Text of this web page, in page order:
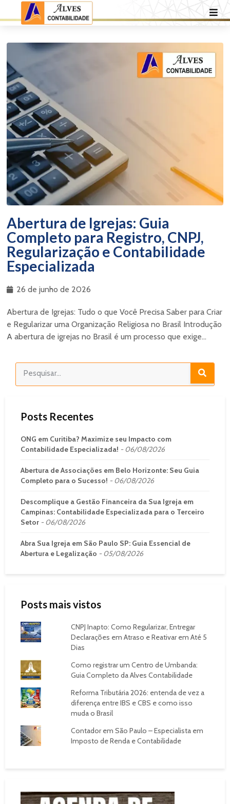
Abertura de Igrejas: Guia
Completo para Registro, CNPJ,
Regularização e Contabilidade
Especializada
26 de junho de 2026
Abertura de Igrejas: Tudo o que Você Precisa Saber para Criar
e Regularizar uma Organização Religiosa no Brasil Introdução
A abertura de igrejas no Brasil é um processo que exige...
Posts Recentes
ONG em Curitiba? Maximize seu Impacto com
Contabilidade Especializada!
06/08/2026
Abertura de Associações em Belo Horizonte: Seu Guia
Completo para o Sucesso!
06/08/2026
Descomplique a Gestão Financeira da Sua Igreja em
Campinas: Contabilidade Especializada para o Terceiro
Setor
06/08/2026
Abra Sua Igreja em São Paulo SP: Guia Essencial de
Abertura e Legalização
05/08/2026
Posts mais vistos
CNPJ Inapto: Como Regularizar, Entregar
Declarações em Atraso e Reativar em Até 5
Dias
Como registrar um Centro de Umbanda:
Guia Completo da Alves Contabilidade
Reforma Tributária 2026: entenda de vez a
diferença entre IBS e CBS e como isso
muda o Brasil
Contador em São Paulo – Especialista em
Imposto de Renda e Contabilidade